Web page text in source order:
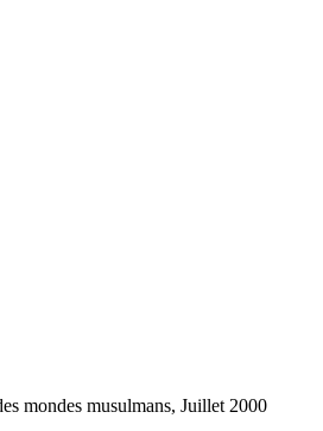
mondes musulmans, Juillet 2000